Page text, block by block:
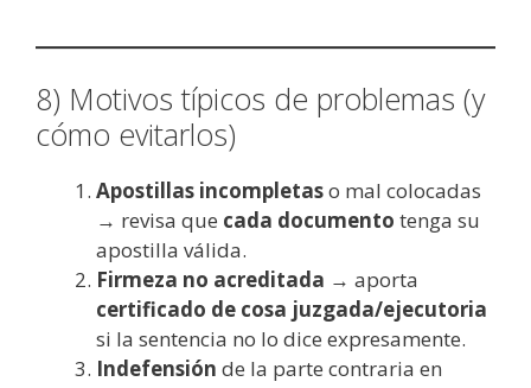
8) Motivos típicos de problemas (y
cómo evitarlos)
Apostillas incompletaso mal colocadas
→ revisa que cada documento tenga su
apostilla válida.
Firmeza no acreditada → aporta
certificado de cosa juzgada/ejecutoria
si la sentencia no lo dice expresamente.
Indefensión de la parte contraria en